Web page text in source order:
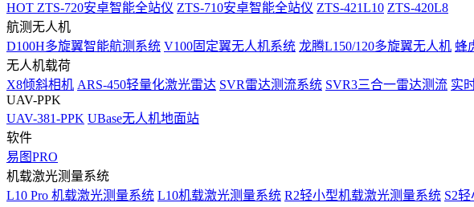
HOT ZTS-720安卓智能全站仪 ZTS-710安卓智能全站仪 ZTS-421L10 ZTS-420L8
航测无人机
D100H多旋翼智能航测系统 V100固定翼无人机系统 龙腾L150/120多旋翼无人机 蜂
无人机载荷
X8倾斜相机 ARS-450轻量化激光雷达 SVR雷达测流系统 SVR3三合一雷达测流 实
UAV-PPK
UAV-381-PPK UBase无人机地面站
软件
易图PRO
机载激光测量系统
L10 Pro 机载激光测量系统 L10机载激光测量系统 R2轻小型机载激光测量系统 S2